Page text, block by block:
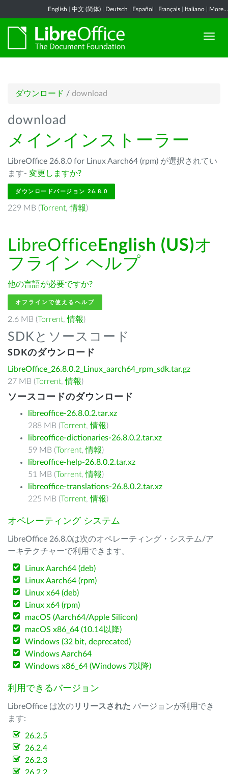
English 中文 (简体) Deutsch Español Français Italiano More...
ダウンロード / download
download
メインインストーラー
LibreOffice 26.8.0 for Linux Aarch64 (rpm) が選択されてい
ます- 変更しますか?
ダウンロードバージョン 26.8.0
229 MB (Torrent,情報)
LibreOffice English (US)オ
フライン ヘルプ
他の言語が必要ですか?
オフラインで使えるヘルプ
2.6 MB (Torrent,情報)
SDKとソースコード
SDKのダウンロード
LibreOffice_26.8.0.2_Linux_aarch64_rpm_sdk.tar.gz
27 MB (Torrent,情報)
ソースコードのダウンロード
libreoffice-26.8.0.2.tar.xz
288 MB (Torrent,情報)
libreoffice-dictionaries-26.8.0.2.tar.xz
59 MB (Torrent,情報)
libreoffice-help-26.8.0.2.tar.xz
51 MB (Torrent,情報)
libreoffice-translations-26.8.0.2.tar.xz
225 MB (Torrent,情報)
オペレーティング システム
LibreOffice 26.8.0は次のオペレーティング・システム/ア
ーキテクチャーで利用できます。
Linux Aarch64 (deb)
Linux Aarch64 (rpm)
Linux x64 (deb)
Linux x64 (rpm)
macOS (Aarch64/Apple Silicon)
macOS x86_64 (10.14以降)
Windows (32 bit, deprecated)
Windows Aarch64
Windows x86_64 (Windows 7以降)
利用できるバージョン
LibreOffice は次のリリースされた バージョンが利用でき
ます:
26.2.5
26.2.4
26.2.3